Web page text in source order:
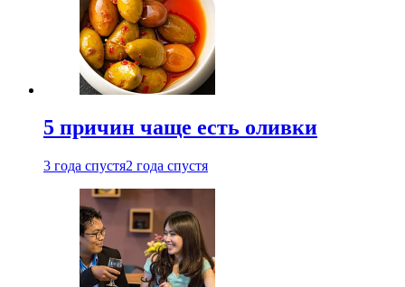
5 причин чаще есть оливки
3 года спустя2 года спустя